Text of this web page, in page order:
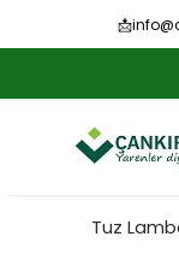
📩
Tuz